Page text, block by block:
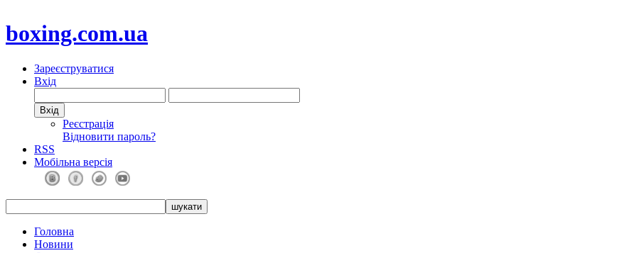
boxing.com.ua
Зареєструватися
Вхід
Реєстрація
Відновити пароль?
RSS
Мобільна версія
Головна
Новини